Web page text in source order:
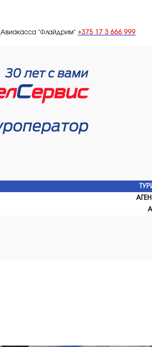
Авиакасса "Флайдрим" +375 17 3 666 999